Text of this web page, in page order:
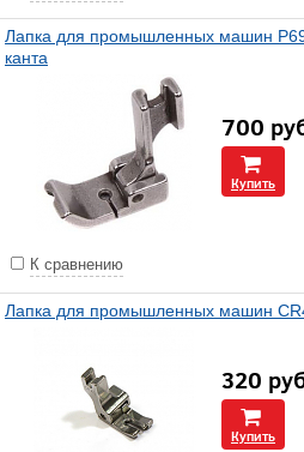
Лапка для промышленных машин
канта
700
Купить
К сравнению
Лапка для промышленных машин
320
Купить